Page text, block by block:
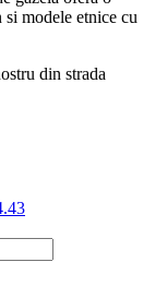
modele etnice cu
din strada